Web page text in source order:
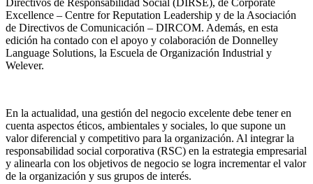
Excellence – Centre for Reputation Leadership y de la Asociación
de Directivos de Comunicación – DIRCOM. Además, en esta
edición ha contado con el apoyo y colaboración de Donnelley
Language Solutions, la Escuela de Organización Industrial y
Welever.
En la actualidad, una gestión del negocio excelente debe tener en
cuenta aspectos éticos, ambientales y sociales, lo que supone un
valor diferencial y competitivo para la organización. Al integrar la
responsabilidad social corporativa (RSC) en la estrategia empresarial
y alinearla con los objetivos de negocio se logra incrementar el valor
de la organización y sus grupos de interés.